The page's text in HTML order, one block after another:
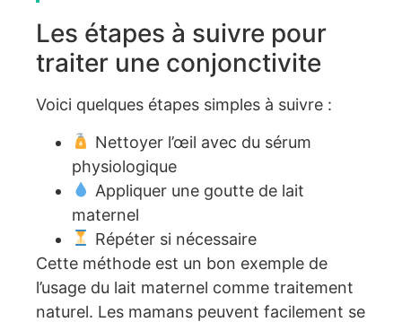
Les étapes à suivre pour
traiter une conjonctivite
Voici quelques étapes simples à suivre :
Nettoyer l’œil avec du sérum
physiologique
Appliquer une goutte de lait
maternel
Répéter si nécessaire
Cette méthode est un bon exemple de
l’usage du lait maternel comme traitement
naturel. Les mamans peuvent facilement se